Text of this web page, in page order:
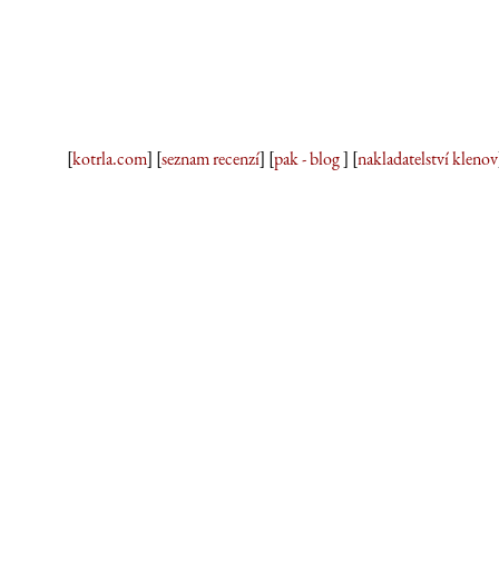
[kotrla.com] [seznam recenzí] [pak - blog] [nakladatelství klenov